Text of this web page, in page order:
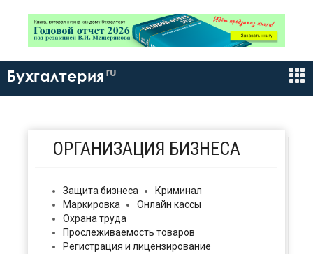
Бухгалтерия ru
ОРГАНИЗАЦИЯ БИЗНЕСА
Защита бизнеса
Криминал
Маркировка
Онлайн кассы
Охрана труда
Прослеживаемость товаров
Регистрация и лицензирование